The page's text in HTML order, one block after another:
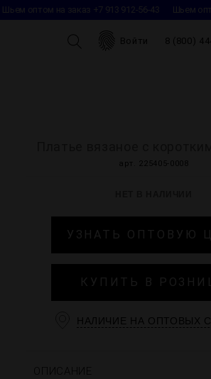
оптом на заказ +7 913 912-56-43 Шьем
Войти 8 (800)
арт. 225405-0008
УЗНАТЬ ОПТОВУЮ
КУПИТЬ В
НАЛИЧИЕ НА ОПТОВЫХ